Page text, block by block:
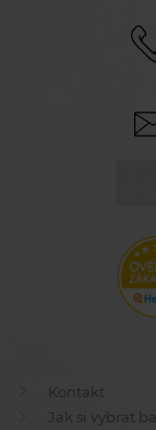
Kontakt
Jak si vybrat